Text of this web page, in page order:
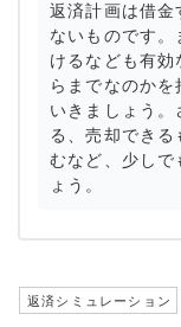
返済計画は借金
ないものです
けるなども有効
らまでなのか
いきましょう
る、売却でき
むなど、少しで
ょう。
返済シミュレーション